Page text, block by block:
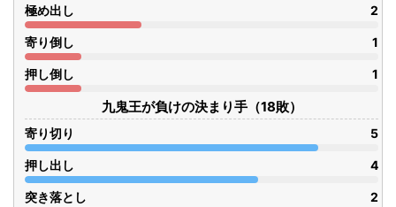
極め出し 2
寄り倒し 1
押し倒し 1
九鬼王が負けの決まり手（18敗）
寄り切り 5
押し出し 4
突き落とし 2